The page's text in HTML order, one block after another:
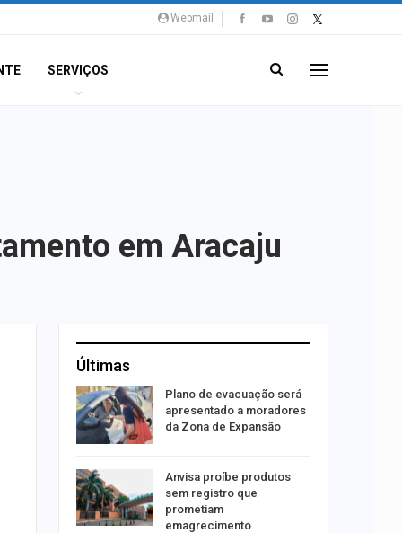
Webmail
SERVIÇOS
em Aracaju
Últimas
Plano de evacuação será
apresentado a moradores
da Zona de Expansão
Anvisa proíbe produtos
sem registro que
prometiam
emagrecimento